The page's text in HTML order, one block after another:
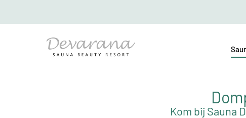
Kom bij Sauna